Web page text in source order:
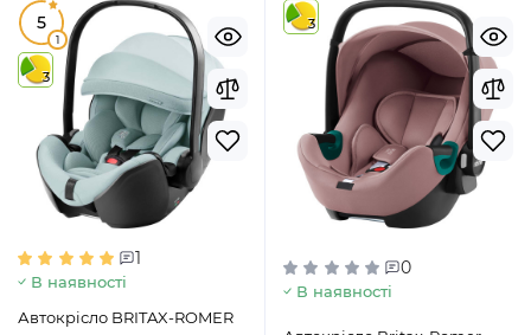
5
1
3
1
В наявності
Автокрісло BRITAX-ROMER
3
0
В наявності